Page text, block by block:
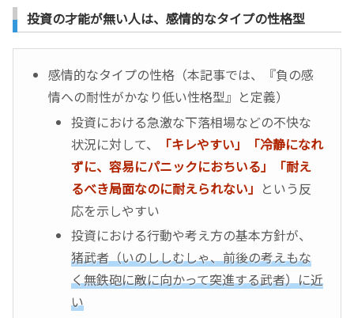
投資の才能が無い人は、感情的なタイプの性格型
感情的なタイプの性格（本記事では、『負の感
情への耐性がかなり低い性格型』と定義）
投資における急激な下落相場などの不快な
状況に対して、
「キレやすい」「冷静になれ
ずに、容易にパニックにおちいる」「耐え
るべき局面なのに耐えられない」 という反
応を示しやすい
投資における行動や考え方の基本方針が、
猪武者（いのししむしゃ、前後の考えもな
く無鉄砲に敵に向かって突進する武者）に近
い